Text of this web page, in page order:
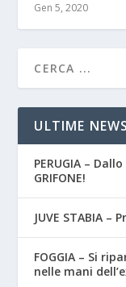
Gen 5, 2020
ULTIME NEWS
PERUGIA –
GRIFONE!
JUVE STABIA
FOGGIA – Si
nelle mani